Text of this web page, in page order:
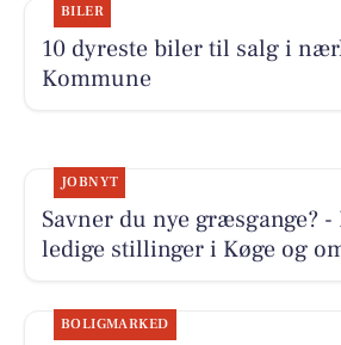
BILER
10 dyreste biler til salg i
Kommune
JOBNYT
Savner du nye græsgange? -
ledige stillinger i Køge og
BOLIGMARKED